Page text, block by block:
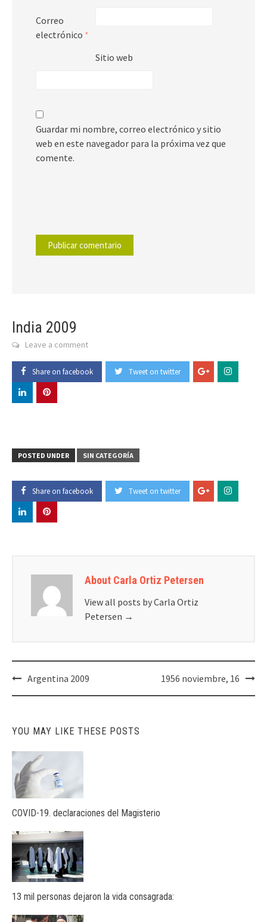
Correo
electrónico *
Sitio web
Guardar mi nombre, correo electrónico y sitio
web en este navegador para la próxima vez que
comente.
India 2009
Leave a comment
Share on facebook Tweet on twitter
POSTED UNDER SIN CATEGORÍA
Share on facebook Tweet on twitter
About Carla Ortiz Petersen
View all posts by Carla Ortiz
Petersen →
Post
navigation
Argentina 2009 1956 noviembre, 16
YOU MAY LIKE THESE POSTS
COVID-19. declaraciones del Magisterio
13 mil personas dejaron la vida consagrada: